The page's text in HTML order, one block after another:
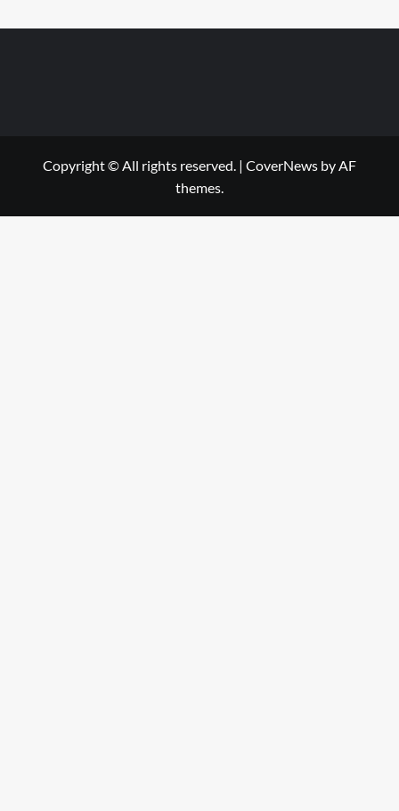
Copyright © All rights reserved. | CoverNews by AF
themes.